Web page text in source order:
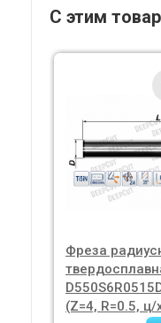
С этим
Фреза
(Z=4, R=0.5, ц/